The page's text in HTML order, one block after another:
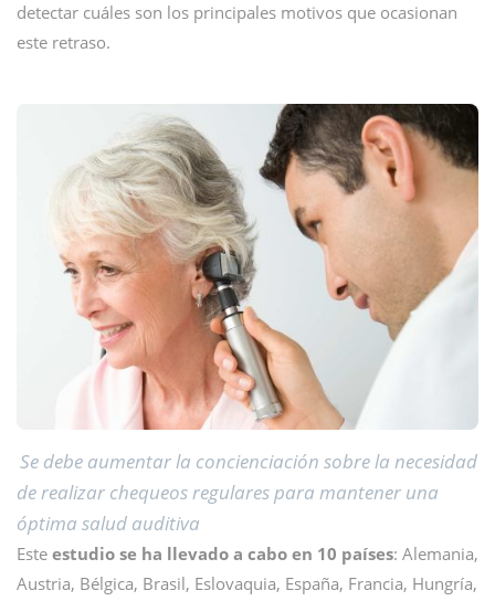
detectar cuáles son los principales motivos que ocasionan
este retraso.
Se debe aumentar la concienciación sobre la necesidad
de realizar chequeos regulares para mantener una
óptima salud auditiva
Este estudio se ha llevado a cabo en 10 países: Alemania,
Austria, Bélgica, Brasil, Eslovaquia, España, Francia, Hungría,